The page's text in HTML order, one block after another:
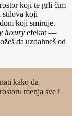
koji te grli čim
stilova koji
koji smiruje.
luxury efekat —
da uzdahneš od
kako da
menja sve i